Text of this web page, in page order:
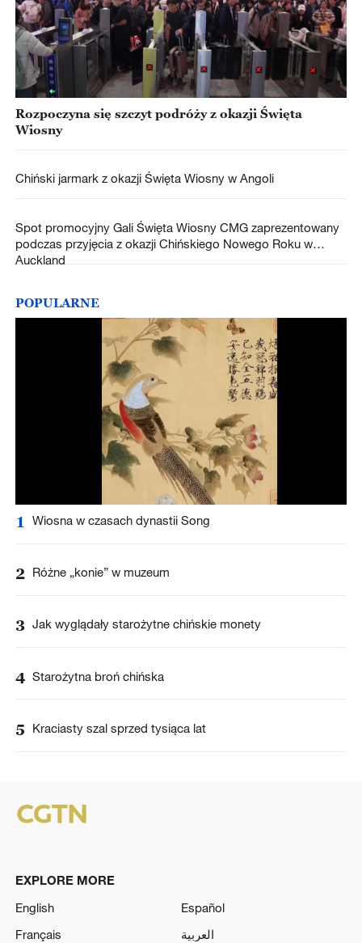
Rozpoczyna się szczyt podróży z okazji Święta
Wiosny
Chiński jarmark z okazji Święta Wiosny w Angoli
Spot promocyjny Gali Święta Wiosny CMG zaprezentowany
podczas przyjęcia z okazji Chińskiego Nowego Roku w
Auckland
POPULARNE
1 Wiosna w czasach dynastii Song
2 Różne „konie” w muzeum
3 Jak wyglądały starożytne chińskie monety
4 Starożytna broń chińska
5 Kraciasty szal sprzed tysiąca lat
EXPLORE MORE
English
Español
Français
العربية